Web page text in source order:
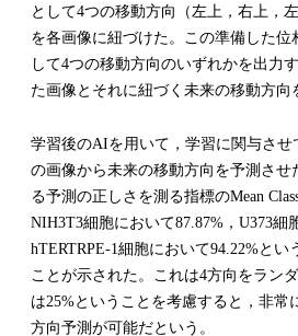
として4つの移動方向（左上，右上，
を各画像に紐づけた。この準備した位
して4つの移動方向のいずれかを出力
た画像とそれに紐づく未来の移動方向
学習後のAIを用いて，学習に関与させ
の画像から未来の移動方向を予測させ
る予測の正しさを測る指標のMean
NIH3T3細胞において87.87%，U373細
hTERTRPE-1細胞において94.22%と
ことが示された。これは4方向をラン
は25%ということを考慮すると，非常
方向予測が可能だという。